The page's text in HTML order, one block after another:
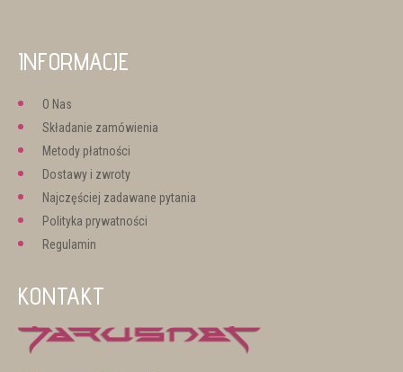
INFORMACJE
O Nas
Składanie zamówienia
Metody płatności
Dostawy i zwroty
Najczęściej zadawane pytania
Polityka prywatności
Regulamin
KONTAKT